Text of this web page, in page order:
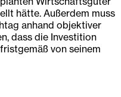
hätte. Außerdem muss
anhand objektiver
dass die Investition
von seinem